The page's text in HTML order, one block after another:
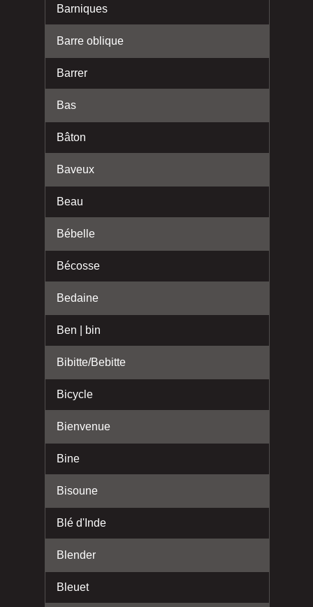
Barniques
Barre oblique
Barrer
Bas
Bâton
Baveux
Beau
Bébelle
Bécosse
Bedaine
Ben | bin
Bibitte/Bebitte
Bicycle
Bienvenue
Bine
Bisoune
Blé d'Inde
Blender
Bleuet